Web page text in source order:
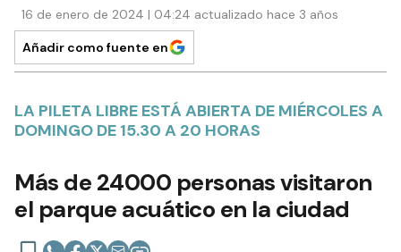
16 de enero de 2024 | 04:24 actualizado hace 3 años
Añadir como fuente en
LA PILETA LIBRE ESTÁ ABIERTA DE MIÉRCOLES A
DOMINGO DE 15.30 A 20 HORAS
Más de 24000 personas visitaron
el parque acuático en la ciudad